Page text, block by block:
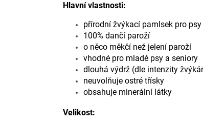
Hlavní vlastnosti:
přírodní žvýkací pamlsek pro psy
100% dančí paroží
o něco měkčí než jelení paroží
vhodné pro mladé psy a seniory
dlouhá výdrž (dle intenzity
neuvolňuje ostré třísky
obsahuje minerální látky
Velikost: